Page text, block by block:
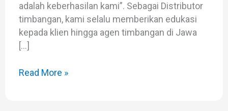
adalah keberhasilan kami”. Sebagai Distributor
timbangan, kami selalu memberikan edukasi
kepada klien hingga agen timbangan di Jawa
[…]
Read More »